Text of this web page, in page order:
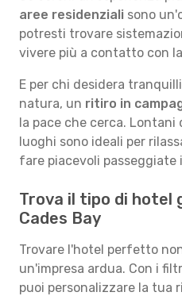
aree residenziali sono
potresti trovare
vivere più a contatto con
E per chi desidera
natura, un ritiro in
la pace che cerca.
luoghi sono ideali per
fare piacevoli passeggiate
Trova il tipo di hotel
Cades Bay
Trovare l'hotel perfetto
un'impresa ardua. Con i
puoi personalizzare la tua